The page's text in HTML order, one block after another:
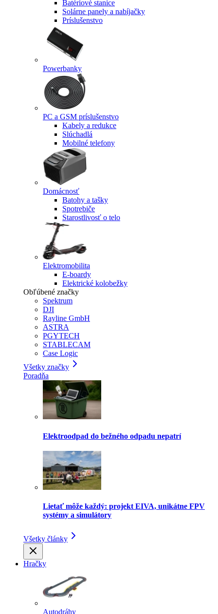
Batériové stanice
Solárne panely a nabíjačky
Príslušenstvo
Powerbanky
PC a GSM príslušenstvo
Kabely a redukce
Slúchadlá
Mobilné telefony
Domácnosť
Batohy a tašky
Spotrebiče
Starostlivosť o telo
Elektromobilita
E-boardy
Elektrické kolobežky
Obľúbené značky
Spektrum
DJI
Rayline GmbH
ASTRA
PGYTECH
STABLECAM
Case Logic
Všetky značky
Poradňa
Elektroodpad do bežného odpadu nepatrí
Lietať môže každý: projekt EIVA, unikátne FPV
systémy a simulátory
Všetky články
Hračky
Autodráhy